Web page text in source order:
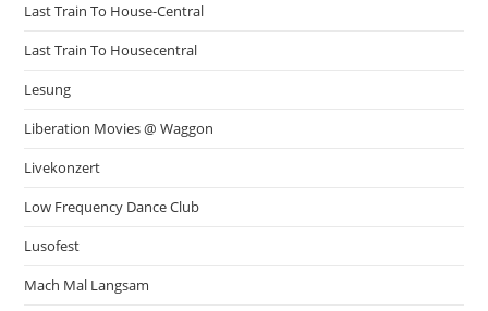
Last Train To House-Central
Last Train To Housecentral
Lesung
Liberation Movies @ Waggon
Livekonzert
Low Frequency Dance Club
Lusofest
Mach Mal Langsam